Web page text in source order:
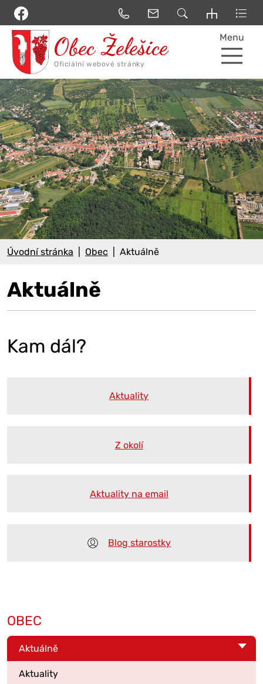
Menu
Úvodní stránka Obec Aktuálně
Aktuálně
Kam dál?
Aktuality
Z okolí
Aktuality na email
Blog starostky
OBEC
Aktuálně
Aktuality